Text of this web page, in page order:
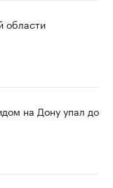
области
на Дону упал до